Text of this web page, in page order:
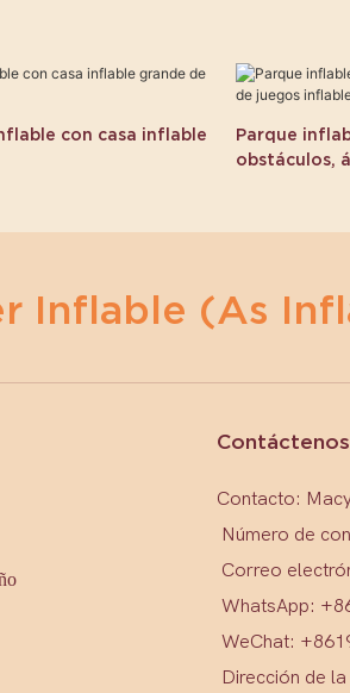
con casa inflable
Parque
obstáculos,
Inflable (as
Contáctenos
Contacto:
Número de
Correo
WhatsApp:
WeChat: +86
Dirección de